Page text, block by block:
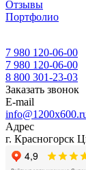
Отзывы
Портфолио
7 980 120-06-00
7 980 120-06-00
8 800 301-23-03
Заказать звонок
E-mail
Адрес
г. Красногорск